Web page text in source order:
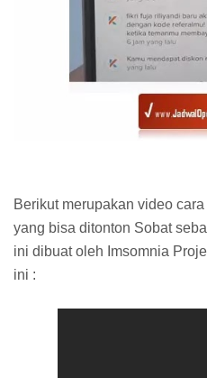
Berikut merupakan video
yang bisa ditonton Sobat
ini dibuat oleh Imsomnia
ini :